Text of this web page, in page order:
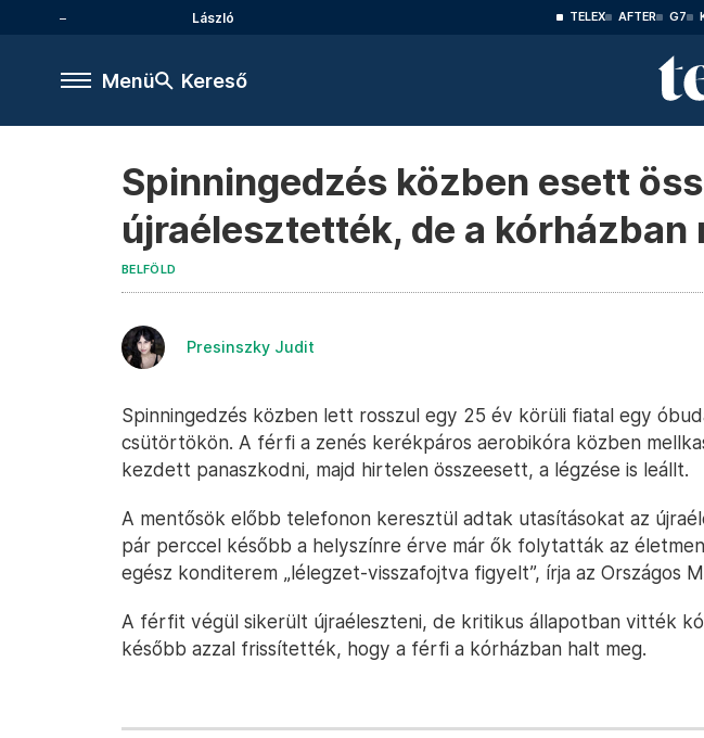
László TELEX AFTER G7
Menü Kereső
Spinningedzés közben esett
újraélesztették, de a kórházban
BELFÖLD
Presinszky Judit
Spinningedzés közben lett rosszul egy 25 év körüli fiatal egy
csütörtökön. A férfi a zenés kerékpáros aerobikóra közben
kezdett panaszkodni, majd hirtelen összeesett, a légzése is leállt.
A mentősök előbb telefonon keresztül adtak utasításokat az
pár perccel később a helyszínre érve már ők folytatták az
egész konditerem „lélegzet-visszafojtva figyelt”, írja az Országos
A férfit végül sikerült újraéleszteni, de kritikus állapotban vitték
később azzal frissítették, hogy a férfi a kórházban halt meg.